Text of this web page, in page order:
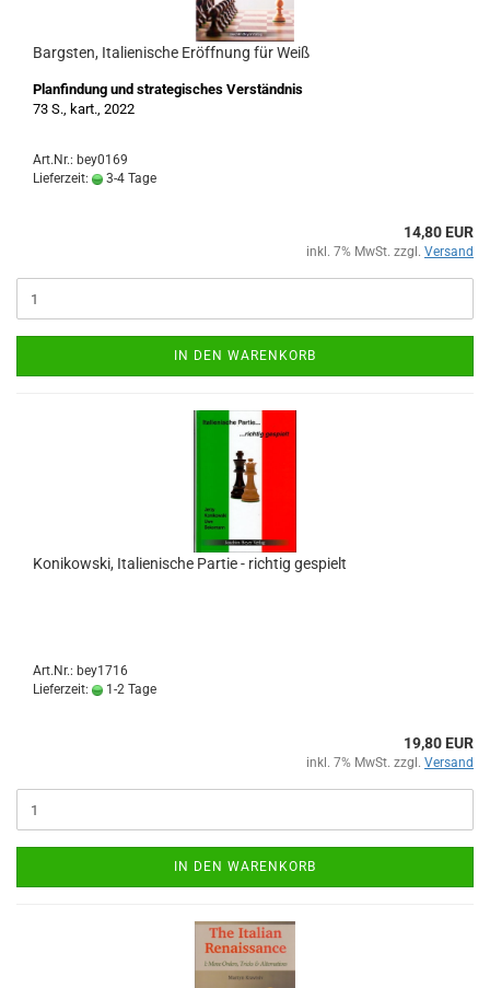
Bargsten, Italienische Eröffnung für Weiß
Planfindung und strategisches Verständnis
73 S., kart., 2022
Art.Nr.: bey0169
Lieferzeit:
3-4 Tage
14,80 EUR
inkl. 7% MwSt. zzgl. Versand
IN DEN WARENKORB
Konikowski, Italienische Partie - richtig gespielt
Art.Nr.: bey1716
Lieferzeit:
1-2 Tage
19,80 EUR
inkl. 7% MwSt. zzgl. Versand
IN DEN WARENKORB